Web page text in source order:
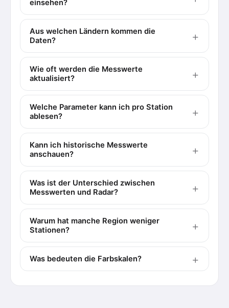
einsehen?
Aus welchen Ländern kommen die
Daten?
Wie oft werden die Messwerte
aktualisiert?
Welche Parameter kann ich pro Station
ablesen?
Kann ich historische Messwerte
anschauen?
Was ist der Unterschied zwischen
Messwerten und Radar?
Warum hat manche Region weniger
Stationen?
Was bedeuten die Farbskalen?